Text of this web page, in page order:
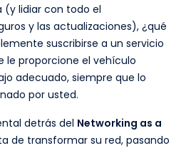
(y lidiar con todo el
y las actualizaciones), ¿qué
suscribirse a un servicio
le proporcione el vehículo
adecuado, siempre que lo
por usted.
detrás del Networking as a
de transformar su red, pasando